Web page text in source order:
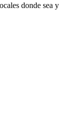
donde sea y